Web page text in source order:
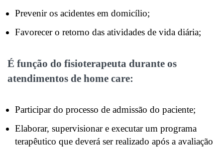
Prevenir os acidentes em domicílio;
Favorecer o retorno das atividades de vida diária;
É função do fisioterapeuta durante os
atendimentos de home care:
Participar do processo de admissão do paciente;
Elaborar, supervisionar e executar um programa
terapêutico que deverá ser realizado após a avaliação